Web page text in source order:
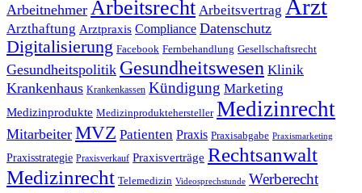
Arbeitnehmer Arbeitsrecht Arbeitsvertrag Arzt
Arzthaftung Arztpraxis Compliance Datenschutz
Digitalisierung Facebook Fernbehandlung Gesellschaftsrecht
Gesundheitspolitik Gesundheitswesen Klinik
Krankenhaus Krankenkassen Kündigung Marketing
Medizinprodukte Medizinproduktehersteller Medizinrecht
Mitarbeiter MVZ Patienten Praxis Praxisabgabe Praxismarketing
Praxisstrategie Praxisverkauf Praxisverträge Rechtsanwalt
Medizinrecht Telemedizin Videosprechstunde Werberecht